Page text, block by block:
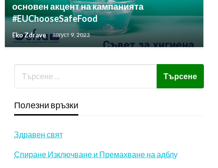
основен акцент на кампанията
#EUChooseSafeFood
Eko Zdrave август 9, 2023
Полезни връзки
Здравен свят
Спиране Изключване и Премахване на адблу